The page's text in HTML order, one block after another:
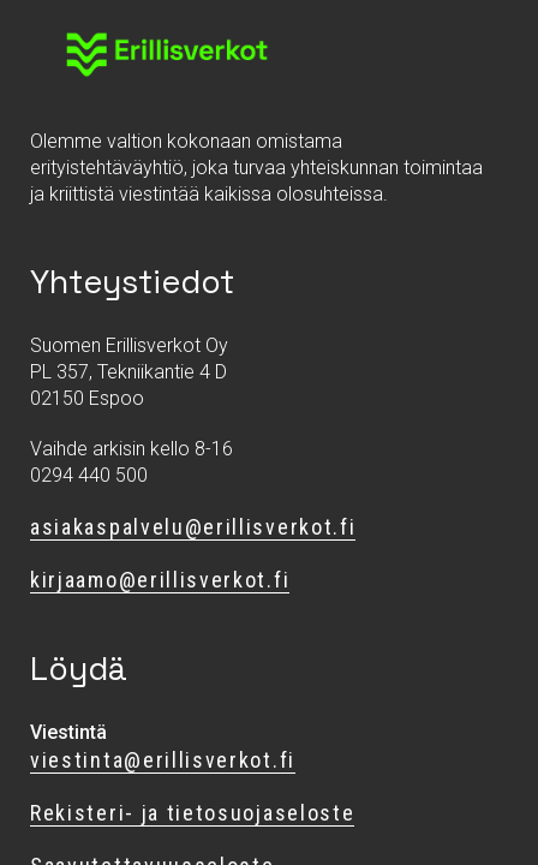
Olemme valtion kokonaan omistama
erityistehtäväyhtiö, joka turvaa yhteiskunnan toimintaa
ja kriittistä viestintää kaikissa olosuhteissa.
Yhteystiedot
Suomen Erillisverkot Oy
PL 357, Tekniikantie 4 D
02150 Espoo
Vaihde arkisin kello 8-16
0294 440 500
asiakaspalvelu@erillisverkot.fi
kirjaamo@erillisverkot.fi
Löydä
Viestintä
viestinta@erillisverkot.fi
Rekisteri- ja tietosuojaseloste